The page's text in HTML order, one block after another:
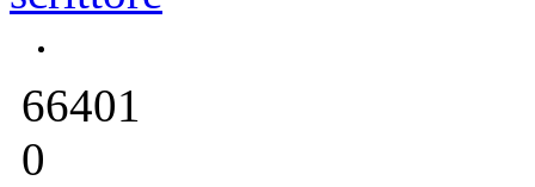
66401
0